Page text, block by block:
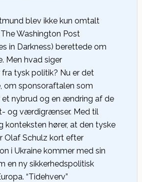
blev ikke kun omtalt
Washington Post
in Darkness) berettede om
Men hvad siger
tysk politik? Nu er det
om sponsoraftalen som
et nybrud og en ændring af de
og værdigrænser. Med til
konteksten hører, at den tyske
Olaf Schulz kort efter
i Ukraine kommer med sin
en ny sikkerhedspolitisk
“Tidehverv”